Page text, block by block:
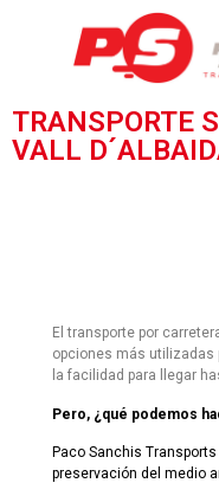
TRANSPORTE
VALL
El transporte por
opciones más utilizadas
la facilidad para llegar
Pero, ¿qué podemos
Paco Sanchis
preservación del medio